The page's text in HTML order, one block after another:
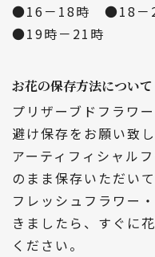
●16－18時 ●18－
●19時－21時
お花の保存方法について
プリザーブドフラワ
避け保存をお願い致し
アーティフィシャル
のまま保存いただいて
フレッシュフラワー
きましたら、すぐに
ください。